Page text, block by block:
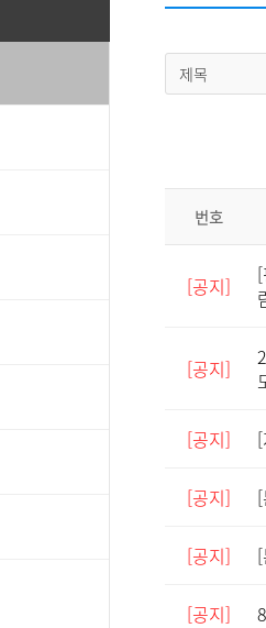
제목
번호
[공지]
[공지]
[공지]
[공지]
[공지]
[공지]